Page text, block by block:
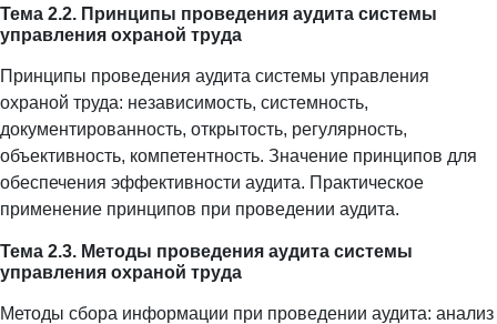
Тема 2.2. Принципы проведения аудита системы
управления охраной труда
Принципы проведения аудита системы управления
охраной труда: независимость, системность,
документированность, открытость, регулярность,
объективность, компетентность. Значение принципов для
обеспечения эффективности аудита. Практическое
применение принципов при проведении аудита.
Тема 2.3. Методы проведения аудита системы
управления охраной труда
Методы сбора информации при проведении аудита: анализ